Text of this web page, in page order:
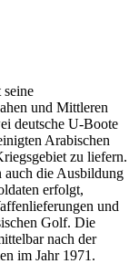
seine
und Mittleren
deutsche U-Boote
Arabischen
zu liefern.
auch die Ausbildung
erfolgt,
und
Golf. Die
nach der
im Jahr 1971.